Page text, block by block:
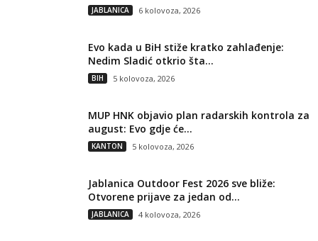
JABLANICA 6 kolovoza, 2026
Evo kada u BiH stiže kratko zahlađenje:
Nedim Sladić otkrio šta...
BIH 5 kolovoza, 2026
MUP HNK objavio plan radarskih kontrola za
august: Evo gdje će...
KANTON 5 kolovoza, 2026
Jablanica Outdoor Fest 2026 sve bliže:
Otvorene prijave za jedan od...
JABLANICA 4 kolovoza, 2026